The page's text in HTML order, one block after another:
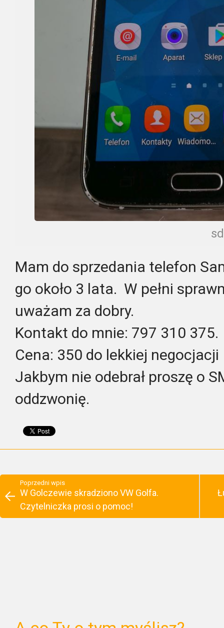
Mam do sprzedania telefon
go około 3 lata. W pełni
uważam za dobry.
Kontakt do mnie: 797 310 375.
Cena: 350 do lekkiej negocjacji
Jakbym nie odebrał proszę o
oddzwonię.
Poprzedni wpis
W Golczewie skradziono VW Golfa.
Czytelniczka prosi o pomoc!